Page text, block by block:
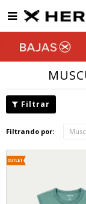

Filtrando por: